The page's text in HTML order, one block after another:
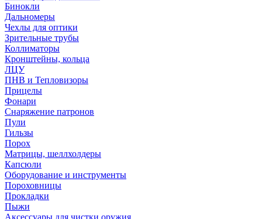
Бинокли
Дальномеры
Чехлы для оптики
Зрительные трубы
Коллиматоры
Кронштейны, кольца
ЛЦУ
ПНВ и Тепловизоры
Прицелы
Фонари
Снаряжение патронов
Пули
Гильзы
Порох
Матрицы, шеллхолдеры
Капсюли
Оборудование и инструменты
Пороховницы
Прокладки
Пыжи
Аксессуары для чистки оружия